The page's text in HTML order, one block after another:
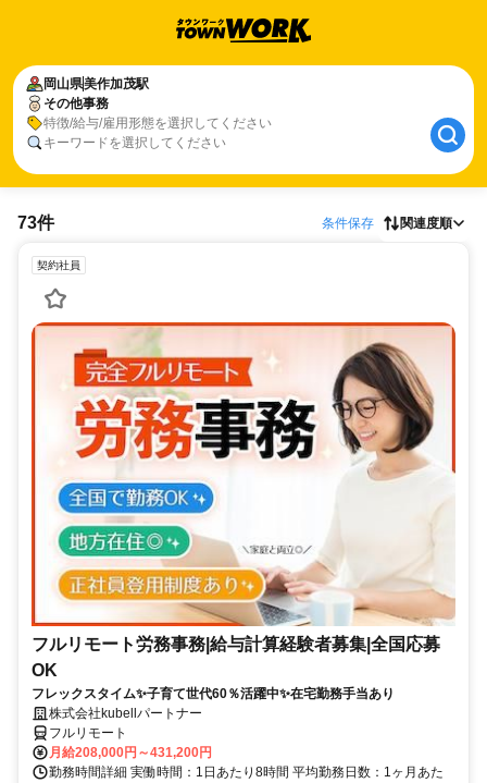
岡山県美作加茂駅
その他事務
特徴/給与/雇用形態を選択してください
キーワードを選択してください
73件 条件保存 関連度順
契約社員
フルリモート労務事務|給与計算経験者募集|全国応募
OK
フレックスタイム✨子育て世代60％活躍中✨在宅勤務手当あり
株式会社kubellパートナー
フルリモート
月給208,000円～431,200円
勤務時間詳細 実働時間：1日あたり8時間 平均勤務日数：1ヶ月あた